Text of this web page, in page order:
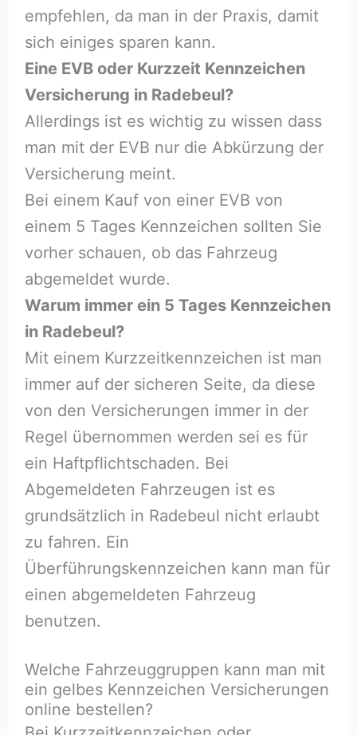
empfehlen, da man in der Praxis, damit
sich einiges sparen kann.
Eine EVB oder Kurzzeit Kennzeichen
Versicherung in Radebeul?
Allerdings ist es wichtig zu wissen dass
man mit der EVB nur die Abkürzung der
Versicherung meint.
Bei einem Kauf von einer EVB von
einem 5 Tages Kennzeichen sollten Sie
vorher schauen, ob das Fahrzeug
abgemeldet wurde.
Warum immer ein 5 Tages Kennzeichen
in Radebeul?
Mit einem Kurzzeitkennzeichen ist man
immer auf der sicheren Seite, da diese
von den Versicherungen immer in der
Regel übernommen werden sei es für
ein Haftpflichtschaden. Bei
Abgemeldeten Fahrzeugen ist es
grundsätzlich in Radebeul nicht erlaubt
zu fahren. Ein
Überführungskennzeichen kann man für
einen abgemeldeten Fahrzeug
benutzen.
Welche Fahrzeuggruppen kann man mit
ein gelbes Kennzeichen Versicherungen
online bestellen?